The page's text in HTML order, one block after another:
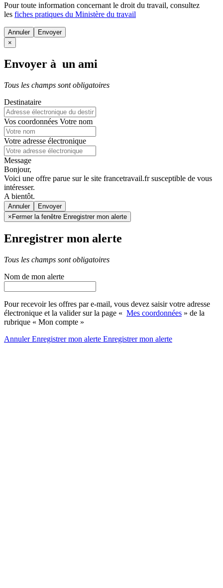
Pour toute information concernant le droit du travail, consultez
les fiches pratiques du Ministère du travail
Annuler
×
Envoyer à un ami
Tous les champs sont obligatoires
Destinataire
Vos coordonnées Votre nom
Votre adresse électronique
Message
Bonjour,
Voici une offre parue sur le site francetravail.fr susceptible de vous
intéresser.
A bientôt.
Annuler
× Fermer la fenêtre Enregistrer mon alerte
Enregistrer mon alerte
Tous les champs sont obligatoires
Nom de mon alerte
Pour recevoir les offres par e-mail, vous devez saisir votre adresse
électronique et la valider sur la page « Mes coordonnées » de la
rubrique « Mon compte »
AnnulerEnregistrer mon alerte Enregistrermon alerte